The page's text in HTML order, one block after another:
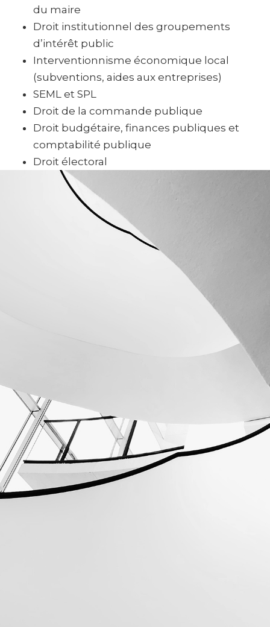
du maire
Droit institutionnel des groupements
d’intérêt public
Interventionnisme économique local
(subventions, aides aux entreprises)
SEML et SPL
Droit de la commande publique
Droit budgétaire, finances publiques et
comptabilité publique
Droit électoral